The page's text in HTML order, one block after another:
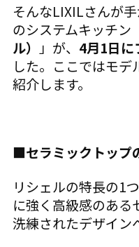
そんなLIXILさんが
のシステムキッチン
ル）
」が、 4月1日に
した。ここではモ
紹介します。
■セラミックトップ
リシェルの特長の1
に強く高級感のある
洗練されたデザイン